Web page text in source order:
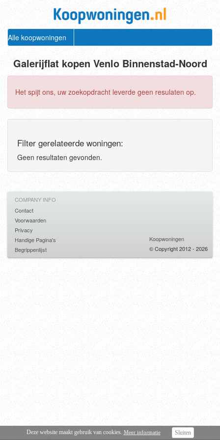
Alle koopwoningen
Galerijflat kopen Venlo Binnenstad-Noord
Het spijt ons, uw zoekopdracht leverde geen resulaten op.
Filter gerelateerde woningen:
Geen resultaten gevonden.
Deze website maakt gebruik van cookies. Meer informatie Sluiten
COMPANY INFO
Contact
Voorwaarden
Privacy
Handige Pagina's
Begrippenlijst
Koopwoningen
© Copyright 2012 - 2026